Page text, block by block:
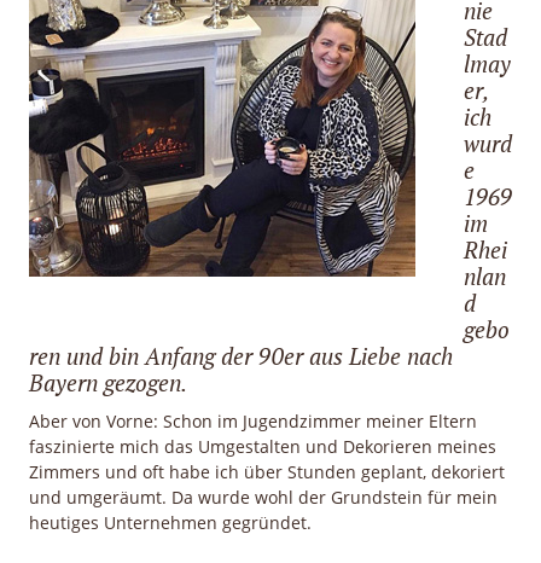
Sale
nie
Stad
lmay
er,
ich
wurd
e
1969
im
Rhei
nlan
d
gebo
ren und bin Anfang der 90er aus Liebe nach
Bayern gezogen.
Aber von Vorne: Schon im Jugendzimmer meiner Eltern
faszinierte mich das Umgestalten und Dekorieren meines
Zimmers und oft habe ich über Stunden geplant, dekoriert
und umgeräumt. Da wurde wohl der Grundstein für mein
heutiges Unternehmen gegründet.